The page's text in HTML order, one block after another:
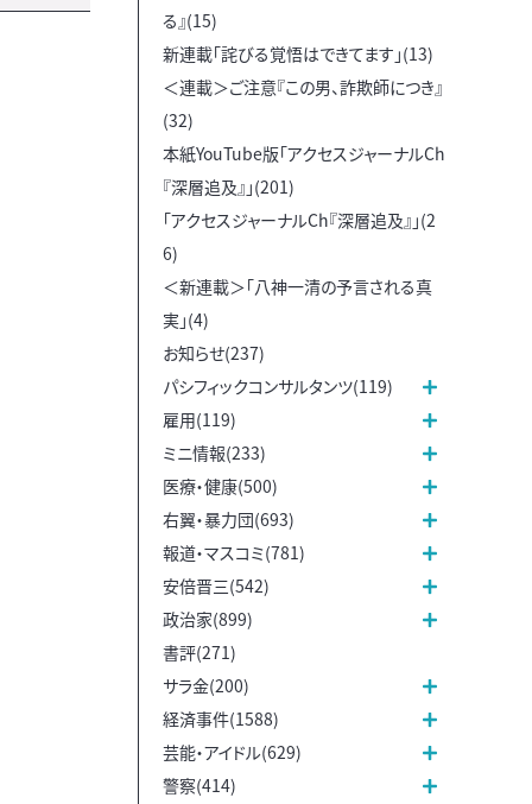
る』(15)
新連載「詫びる覚悟はできてます」(13)
＜連載＞ご注意『この男、詐欺師につき』
(32)
本紙YouTube版「アクセスジャーナルCh
『深層追及』」(201)
「アクセスジャーナルCh『深層追及』」(2
6)
＜新連載＞「八神一清の予言される真
実」(4)
お知らせ(237)
パシフィックコンサルタンツ(119)
雇用(119)
ミニ情報(233)
医療・健康(500)
右翼・暴力団(693)
報道・マスコミ(781)
安倍晋三(542)
政治家(899)
書評(271)
サラ金(200)
経済事件(1588)
芸能・アイドル(629)
警察(414)